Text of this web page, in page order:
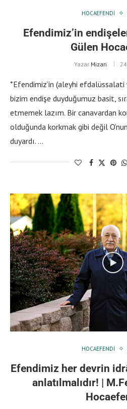
HOCAEFENDI
Efendimiz’in
Gülen
Yazar Mizan
*Efendimiz’in (aleyhi
bizim endişe duyduğumuz basit,
etmemek lazım. Bir canavardan
olduğunda korkmak gibi değil
duyardı. …
HOCAEFENDI
Efendimiz her devrin
anlatılmalıdır! |